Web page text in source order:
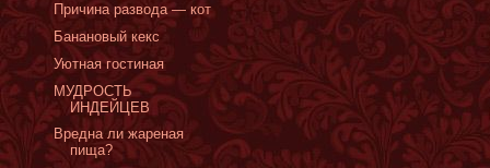
Причина развода — кот
Банановый кекс
Уютная гостиная
МУДРОСТЬ
ИНДЕЙЦЕВ
Вредна ли жареная
пища?